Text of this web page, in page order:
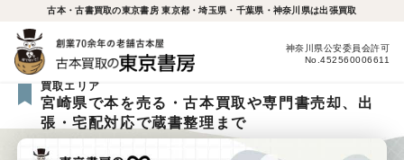
古本・古書買取の東京書房 東京都・埼玉県・千葉県・神奈川県は出張買取
神奈川県公安委員会許可
No.452560006611
買取エリア
宮崎県で本を売る・古本買取や専門書売却、出
張・宅配対応で蔵書整理まで